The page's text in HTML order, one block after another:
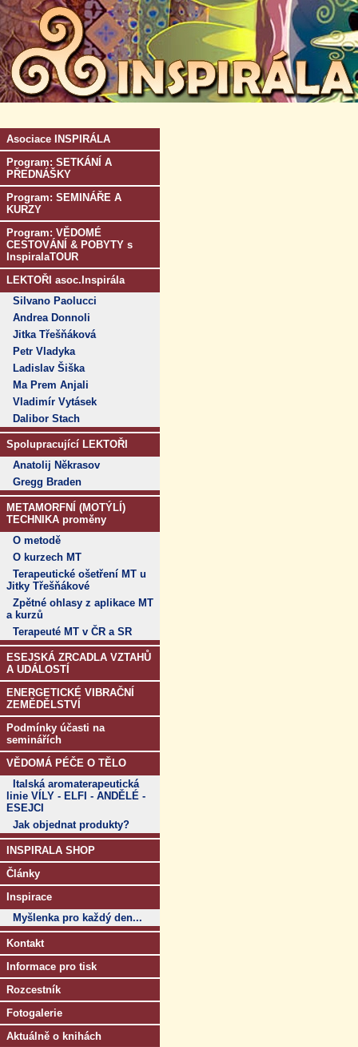
Asociace INSPIRÁLA
Program: SETKÁNÍ A
PŘEDNÁŠKY
Program: SEMINÁŘE A
KURZY
Program: VĚDOMÉ
CESTOVÁNÍ & POBYTY s
InspiralaTOUR
LEKTOŘI asoc.Inspirála
Silvano Paolucci
Andrea Donnoli
Jitka Třešňáková
Petr Vladyka
Ladislav Šiška
Ma Prem Anjali
Vladimír Vytásek
Dalibor Stach
Spolupracující LEKTOŘI
Anatolij Někrasov
Gregg Braden
METAMORFNÍ (MOTÝLÍ)
TECHNIKA proměny
O metodě
O kurzech MT
Terapeutické ošetření MT u
Jitky Třešňákové
Zpětné ohlasy z aplikace MT
a kurzů
Terapeuté MT v ČR a SR
ESEJSKÁ ZRCADLA VZTAHŮ
A UDÁLOSTÍ
ENERGETICKÉ VIBRAČNÍ
ZEMĚDĚLSTVÍ
Podmínky účasti na
seminářích
VĚDOMÁ PÉČE O TĚLO
Italská aromaterapeutická
linie VÍLY - ELFI - ANDĚLÉ -
ESEJCI
Jak objednat produkty?
INSPIRALA SHOP
Články
Inspirace
Myšlenka pro každý den...
Kontakt
Informace pro tisk
Rozcestník
Fotogalerie
Aktuálně o knihách